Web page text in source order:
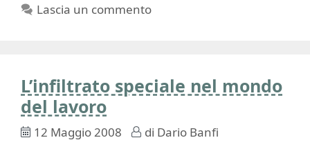
Lascia un commento
L’infiltrato speciale nel mondo
del lavoro
12 Maggio 2008 di Dario Banfi